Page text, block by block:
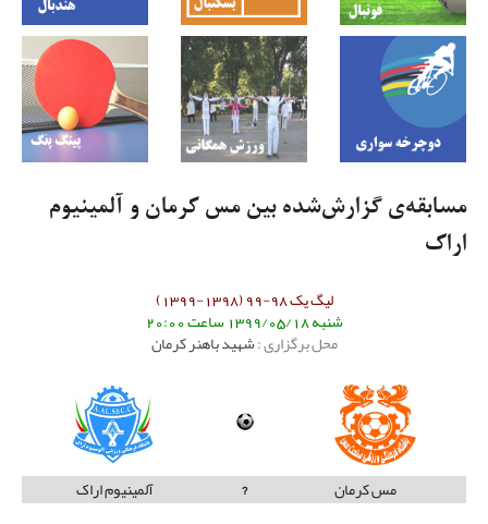
مسابقه‌ی گزارش‌شده بین مس کرمان و آلمینیوم
اراک
لیگ یک 98-99 (1398-1399)
شنبه 1399/05/18 ساعت 20:00
محل برگزاری :شهید باهنر کرمان
مس کرمان ?
آلمینیوم اراک